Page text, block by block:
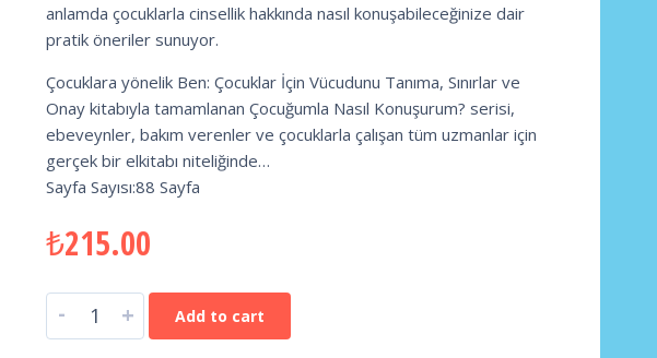
anlamda çocuklarla cinsellik hakkında nasıl konuşabileceğinize dair
pratik öneriler sunuyor.
Çocuklara yönelik Ben: Çocuklar İçin Vücudunu Tanıma, Sınırlar ve
Onay kitabıyla tamamlanan Çocuğumla Nasıl Konuşurum? serisi,
ebeveynler, bakım verenler ve çocuklarla çalışan tüm uzmanlar için
gerçek bir elkitabı niteliğinde…
Sayfa Sayısı:88 Sayfa
₺215.00
- + Add to cart